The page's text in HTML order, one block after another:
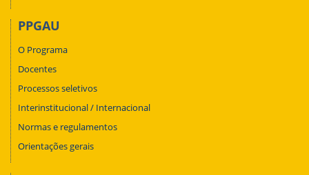
PPGAU
O Programa
Docentes
Processos seletivos
Interinstitucional / Internacional
Normas e regulamentos
Orientações gerais